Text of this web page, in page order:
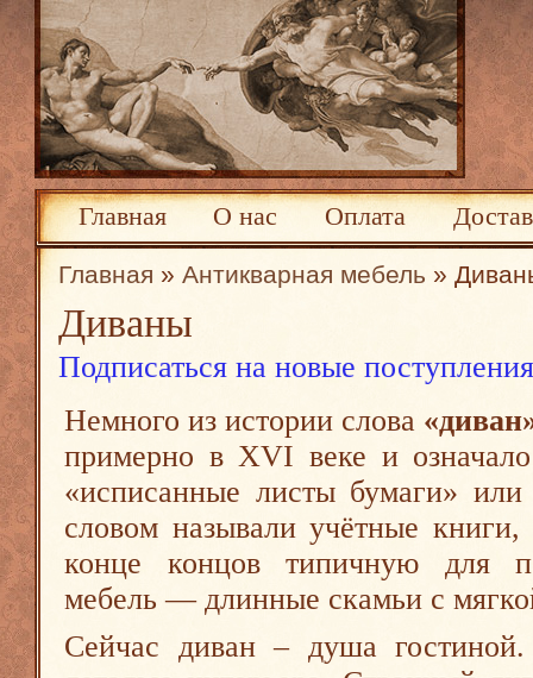
Главная О нас Оплата
Главная » Антикварная мебель »
Диваны
Подписаться на новые
Немного из истории слова
примерно в XVI веке и
«исписанные листы бумаги» или
словом называли учётные
конце концов типичную для
мебель — длинные скамьи с
Сейчас диван – душа